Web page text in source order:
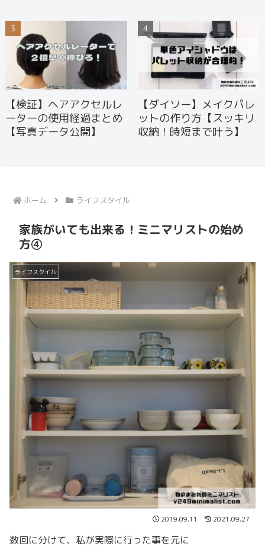
【検証】ヘアアクセルレ
ーターの使用経過まとめ
【写真データ公開】
【ダイソー】メイクパレ
ットの作り方【スッキリ
収納！時短まで叶う】
ホーム ライフスタイル
家族がいても出来る！ミニマリストの始め
方④
ライフスタイル
2019.09.11 2021.09.27
数回に分けて、私が実際に行った事を元に